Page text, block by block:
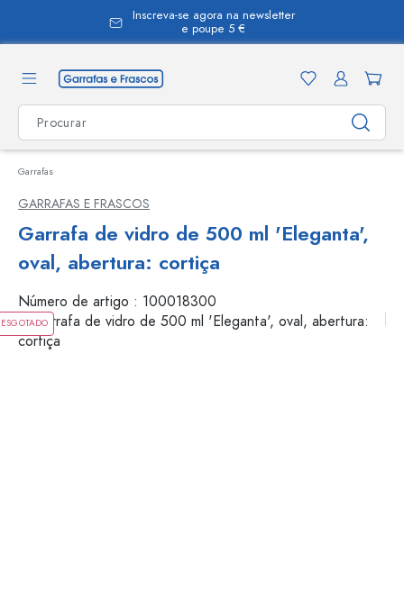
Inscreva-se agora na newsletter
e poupe 5 €
Garrafas
GARRAFAS E FRASCOS
Garrafa de vidro de 500 ml 'Eleganta',
oval, abertura: cortiça
Número de artigo : 100018300
ESGOTADO